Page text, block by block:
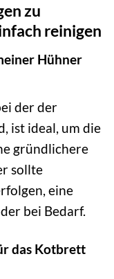
zu
reinigen
Hühner
der der
ist ideal, um die
gründlichere
sollte
eine
bei Bedarf.
das Kotbrett